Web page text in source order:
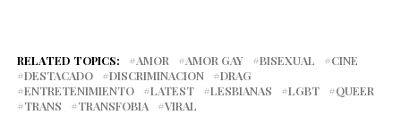
RELATED TOPICS: AMOR AMOR GAY BISEXUAL
CINE
DESTACADO
DISCRIMINACION
DRAG
ENTRETENIMIENTO
LATEST LESBIANAS LGBT
QUEER
TRANS
TRANSFOBIA VIRAL